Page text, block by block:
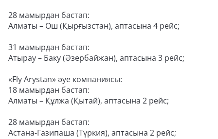
28 мамырдан бастап:
Алматы – Ош (Қырғызстан), аптасына 4 рейс;
31 мамырдан бастап:
Атырау – Баку (Әзербайжан), аптасына 3 рейс;
«Fly Arystan» әуе компаниясы:
18 мамырдан бастап:
Алматы – Құлжа (Қытай), аптасына 2 рейс;
28 мамырдан бастап:
Астана-Газипаша (Түркия), аптасына 2 рейс;